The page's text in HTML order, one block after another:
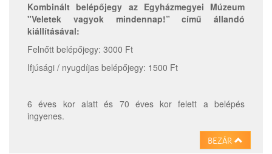
Kombinált belépőjegy az Egyházmegyei Múzeum
"Veletek vagyok mindennap!” című állandó
kiállításával:
Felnőtt belépőjegy: 3000 Ft
Ifjúsági / nyugdíjas belépőjegy: 1500 Ft
6 éves kor alatt és 70 éves kor felett a belépés
ingyenes.
BEZÁR